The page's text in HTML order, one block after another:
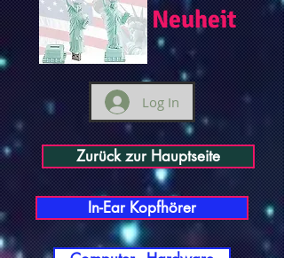
Neuheit
Log In
Zurück zur Hauptseite
In-Ear Kopfhörer